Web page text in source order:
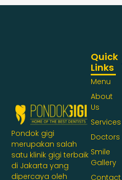
Pondok gigi
merupakan salah
satu klinik gigi terbaik
di Jakarta yang
dipercaya oleh
Quick
Links
Menu
About
Us
Services
Doctors
Smile
Gallery
Contact